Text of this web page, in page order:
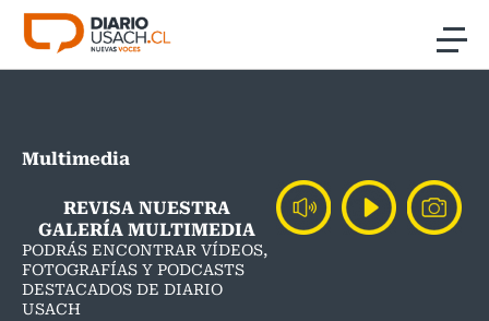
Click acá para ir directamente al contenido
Investigación
Cultura
Programas Radio y TV Usach
Multimedia
REVISA NUESTRA
GALERÍA MULTIMEDIA
PODRÁS ENCONTRAR VÍDEOS,
FOTOGRAFÍAS Y PODCASTS
DESTACADOS DE DIARIO
USACH